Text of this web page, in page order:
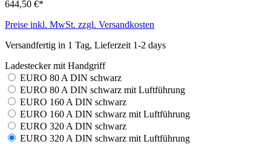
644,50 €*
Preise inkl. MwSt. zzgl. Versandkosten
Versandfertig in 1 Tag, Lieferzeit 1-2 days
Ladestecker mit Handgriff
EURO 80 A DIN schwarz
EURO 80 A DIN schwarz mit Luftführung
EURO 160 A DIN schwarz
EURO 160 A DIN schwarz mit Luftführung
EURO 320 A DIN schwarz
EURO 320 A DIN schwarz mit Luftführung